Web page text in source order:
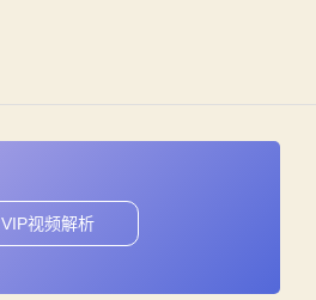
VIP视频解析